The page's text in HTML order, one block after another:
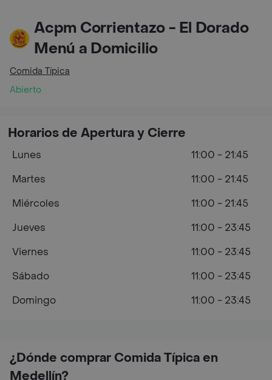
Acpm Corrientazo - El Dorado
Menú a Domicilio
Comida Típica
Abierto
¿Dónde comprar Comida Típica en
Medellín?
Horarios de Apertura y Cierre
Lunes
11:00 - 21:45
Martes
11:00 - 21:45
Miércoles
11:00 - 21:45
Jueves
11:00 - 23:45
Viernes
11:00 - 23:45
Sábado
11:00 - 23:45
Domingo
11:00 - 23:45